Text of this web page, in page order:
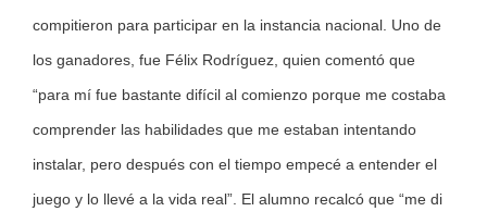
compitieron para participar en la instancia nacional. Uno de
los ganadores, fue Félix Rodríguez, quien comentó que
“para mí fue bastante difícil al comienzo porque me costaba
comprender las habilidades que me estaban intentando
instalar, pero después con el tiempo empecé a entender el
juego y lo llevé a la vida real”. El alumno recalcó que “me di